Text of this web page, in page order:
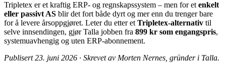
Tripletex er et kraftig ERP- og regnskapssystem – men for et enkelt
eller passivt AS blir det fort både dyrt og mer enn du trenger bare
for å levere årsoppgjøret. Leter du etter et Tripletex-alternativ til
selve innsendingen, gjør Talla jobben fra 899 kr som engangspris,
systemuavhengig og uten ERP-abonnement.
Publisert 23. juni 2026 · Skrevet av Morten Nernes, gründer i Talla.